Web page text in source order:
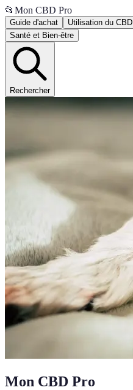
📂 Mon CBD Pro
Guide d'achat Utilisation du CBD
Santé et Bien-être
Rechercher
Mon CBD Pro